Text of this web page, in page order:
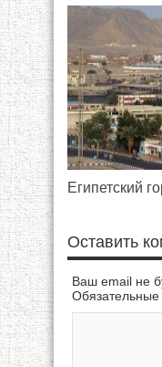
Египетский
Оставить
Ваш email не